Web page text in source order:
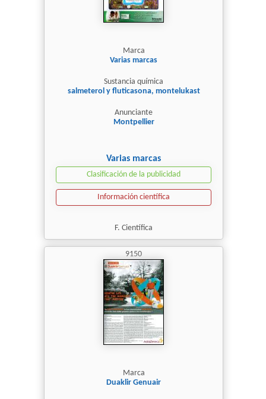
Marca
Varias marcas
Sustancia química
salmeterol y fluticasona, montelukast
Anunciante
Montpellier
Varias marcas
Clasificación de la publicidad
Información científica
F. Científica
9150
Marca
Duaklir Genuair